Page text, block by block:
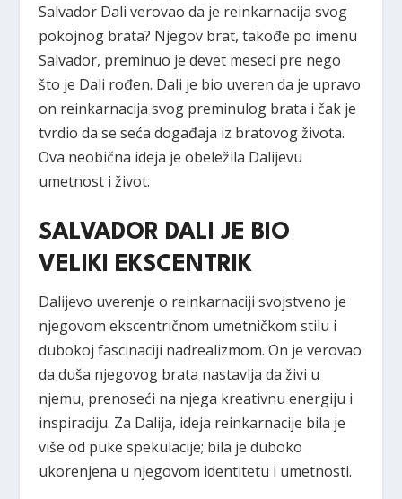
Salvador Dali verovao da je reinkarnacija svog
pokojnog brata? Njegov brat, takođe po imenu
Salvador, preminuo je devet meseci pre nego
što je Dali rođen. Dali je bio uveren da je upravo
on reinkarnacija svog preminulog brata i čak je
tvrdio da se seća događaja iz bratovog života.
Ova neobična ideja je obeležila Dalijevu
umetnost i život.
SALVADOR DALI JE BIO
VELIKI EKSCENTRIK
Dalijevo uverenje o reinkarnaciji svojstveno je
njegovom ekscentričnom umetničkom stilu i
dubokoj fascinaciji nadrealizmom. On je verovao
da duša njegovog brata nastavlja da živi u
njemu, prenoseći na njega kreativnu energiju i
inspiraciju. Za Dalija, ideja reinkarnacije bila je
više od puke spekulacije; bila je duboko
ukorenjena u njegovom identitetu i umetnosti.